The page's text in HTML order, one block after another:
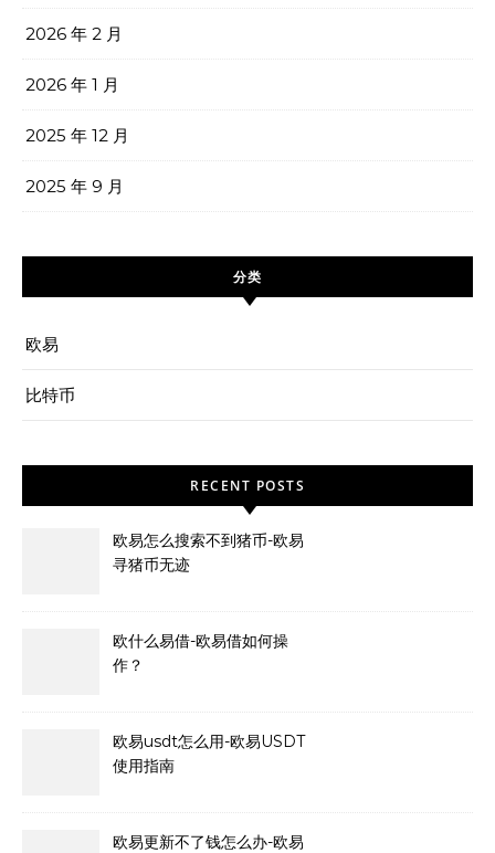
2026 年 2 月
2026 年 1 月
2025 年 12 月
2025 年 9 月
分类
欧易
比特币
RECENT POSTS
欧易怎么搜索不到猪币-欧易
寻猪币无迹
欧什么易借-欧易借如何操
作？
欧易usdt怎么用-欧易USDT
使用指南
欧易更新不了钱怎么办-欧易